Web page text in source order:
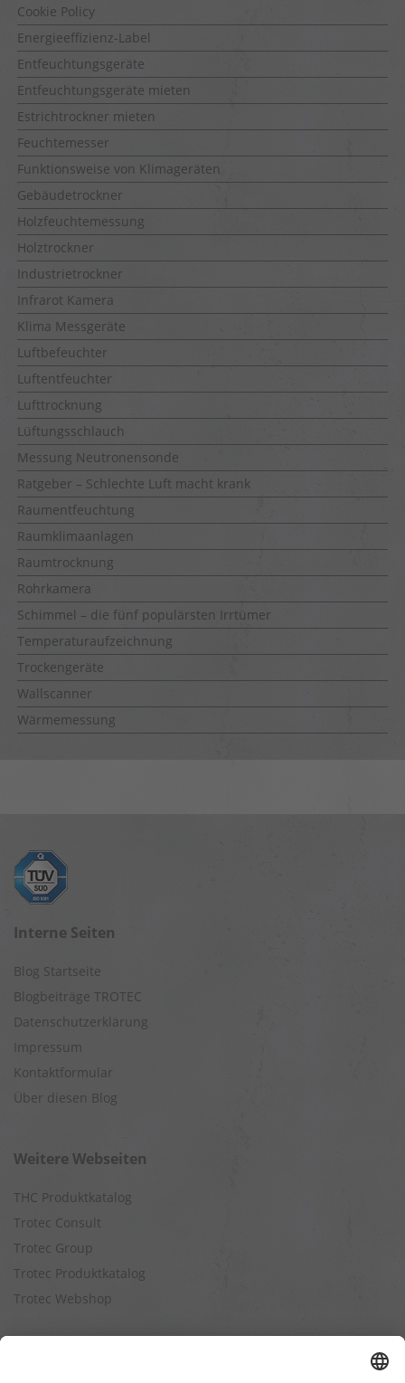
Cookie Policy
Energieeffizienz-Label
Entfeuchtungsgeräte
Entfeuchtungsgeräte mieten
Estrichtrockner mieten
Feuchtemesser
Funktionsweise von Klimageräten
Gebäudetrockner
Holzfeuchtemessung
Holztrockner
Industrietrockner
Infrarot Kamera
Klima Messgeräte
Luftbefeuchter
Luftentfeuchter
Lufttrocknung
Lüftungsschlauch
Messung Neutronensonde
Ratgeber – Schlechte Luft macht krank
Raumentfeuchtung
Raumklimaanlagen
Raumtrocknung
Rohrkamera
Schimmel – die fünf populärsten Irrtümer
Temperaturaufzeichnung
Trockengeräte
Wallscanner
Wärmemessung
Interne Seiten
Blog Startseite
Blogbeiträge TROTEC
Datenschutzerklärung
Impressum
Kontaktformular
Über diesen Blog
Weitere Webseiten
THC Produktkatalog
Trotec Consult
Trotec Group
Trotec Produktkatalog
Trotec Webshop